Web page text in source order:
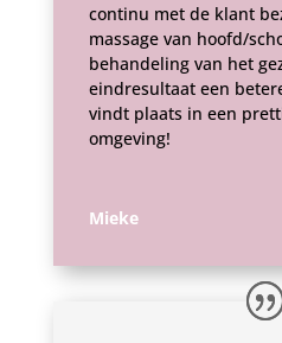
continu met de klant
massage van hoofd/
behandeling van het
eindresultaat een
vindt plaats in een
omgeving!
Mieke